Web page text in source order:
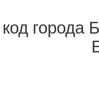
города